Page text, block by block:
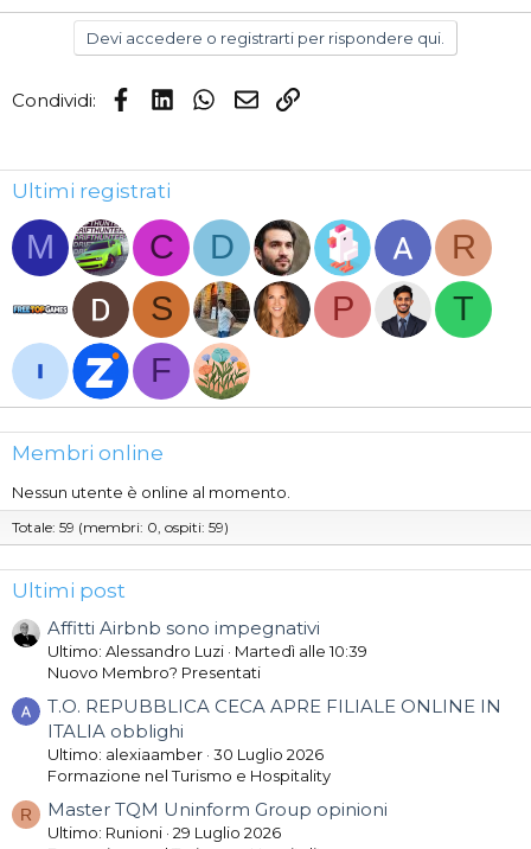
Devi accedere o registrarti per rispondere qui.
Condividi: Facebook
LinkedInWhatsApp
EmailLink
Ultimi registrati
M C D
R
S
P
T
F
Membri online
Nessun utente è online al momento.
Totale: 59 (membri: 0, ospiti: 59)
Ultimi post
Affitti Airbnb sono impegnativi
Ultimo: Alessandro Luzi
Martedì alle 10:39
Nuovo Membro? Presentati
T.O. REPUBBLICA CECA APRE FILIALE ONLINE IN
ITALIA obblighi
Ultimo: alexiaamber 30 Luglio 2026
Formazione nel Turismo e Hospitality
R Master TQM Uninform Group opinioni
Ultimo: Runioni 29 Luglio 2026